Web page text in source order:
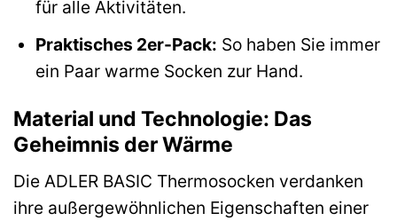
für alle Aktivitäten.
Praktisches 2er-Pack: So haben Sie immer
ein Paar warme Socken zur Hand.
Material und Technologie: Das
Geheimnis der Wärme
Die ADLER BASIC Thermosocken verdanken
ihre außergewöhnlichen Eigenschaften einer